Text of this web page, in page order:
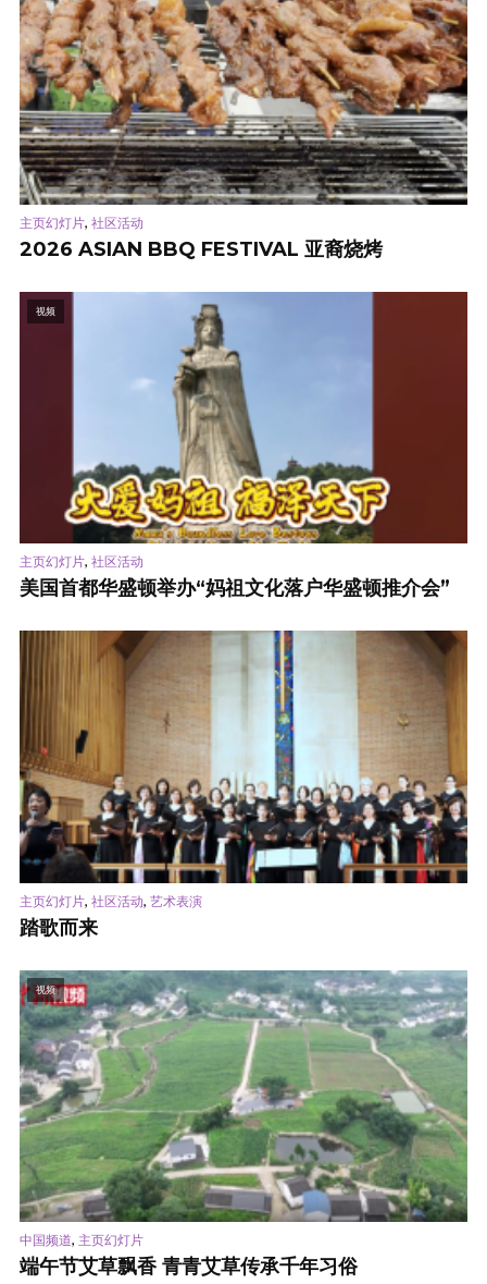
主页幻灯片, 社区活动
2026 ASIAN BBQ FESTIVAL 亚裔烧烤
视频
主页幻灯片, 社区活动
美国首都华盛顿举办“妈祖文化落户华盛顿推介会”
主页幻灯片, 社区活动, 艺术表演
踏歌而来
视频
中国频道, 主页幻灯片
端午节艾草飘香 青青艾草传承千年习俗